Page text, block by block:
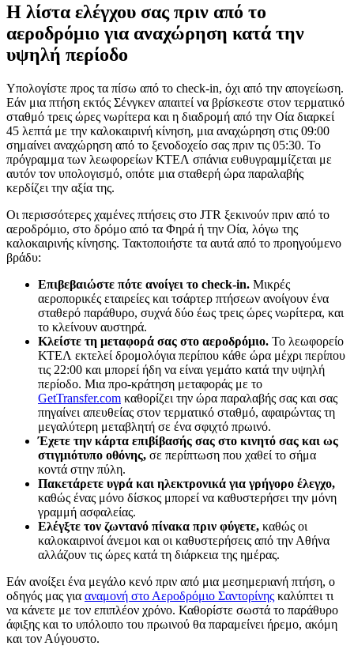
Η λίστα ελέγχου σας πριν από το
αεροδρόμιο για αναχώρηση κατά την
υψηλή περίοδο
Υπολογίστε προς τα πίσω από το check-in, όχι από την απογείωση.
Εάν μια πτήση εκτός Σένγκεν απαιτεί να βρίσκεστε στον τερματικό
σταθμό τρεις ώρες νωρίτερα και η διαδρομή από την Οία διαρκεί
45 λεπτά με την καλοκαιρινή κίνηση, μια αναχώρηση στις 09:00
σημαίνει αναχώρηση από το ξενοδοχείο σας πριν τις 05:30. Το
πρόγραμμα των λεωφορείων ΚΤΕΛ σπάνια ευθυγραμμίζεται με
αυτόν τον υπολογισμό, οπότε μια σταθερή ώρα παραλαβής
κερδίζει την αξία της.
Οι περισσότερες χαμένες πτήσεις στο JTR ξεκινούν πριν από το
αεροδρόμιο, στο δρόμο από τα Φηρά ή την Οία, λόγω της
καλοκαιρινής κίνησης. Τακτοποιήστε τα αυτά από το προηγούμενο
βράδυ:
Επιβεβαιώστε πότε ανοίγει το check-in. Μικρές
αεροπορικές εταιρείες και τσάρτερ πτήσεων ανοίγουν ένα
σταθερό παράθυρο, συχνά δύο έως τρεις ώρες νωρίτερα, και
το κλείνουν αυστηρά.
Κλείστε τη μεταφορά σας στο αεροδρόμιο. Το λεωφορείο
ΚΤΕΛ εκτελεί δρομολόγια περίπου κάθε ώρα μέχρι περίπου
τις 22:00 και μπορεί ήδη να είναι γεμάτο κατά την υψηλή
περίοδο. Μια προ-κράτηση μεταφοράς με το
GetTransfer.com καθορίζει την ώρα παραλαβής σας και σας
πηγαίνει απευθείας στον τερματικό σταθμό, αφαιρώντας τη
μεγαλύτερη μεταβλητή σε ένα σφιχτό πρωινό.
Έχετε την κάρτα επιβίβασής σας στο κινητό σας και ως
στιγμιότυπο οθόνης, σε περίπτωση που χαθεί το σήμα
κοντά στην πύλη.
Πακετάρετε υγρά και ηλεκτρονικά για γρήγορο έλεγχο,
καθώς ένας μόνο δίσκος μπορεί να καθυστερήσει την μόνη
γραμμή ασφαλείας.
Ελέγξτε τον ζωντανό πίνακα πριν φύγετε, καθώς οι
καλοκαιρινοί άνεμοι και οι καθυστερήσεις από την Αθήνα
αλλάζουν τις ώρες κατά τη διάρκεια της ημέρας.
Εάν ανοίξει ένα μεγάλο κενό πριν από μια μεσημεριανή πτήση, ο
οδηγός μας για αναμονή στο Αεροδρόμιο Σαντορίνης καλύπτει τι
να κάνετε με τον επιπλέον χρόνο. Καθορίστε σωστά το παράθυρο
άφιξης και το υπόλοιπο του πρωινού θα παραμείνει ήρεμο, ακόμη
και τον Αύγουστο.